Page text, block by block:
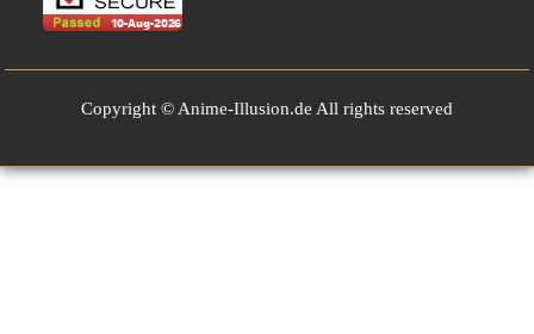
Copyright © Anime-Illusion.de All rights reserved